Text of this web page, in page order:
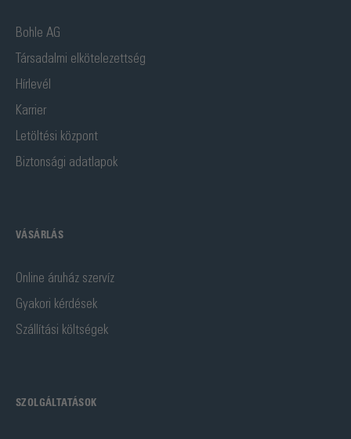
Bohle AG
Társadalmi elkötelezettség
Hírlevél
Karrier
Letöltési központ
Biztonsági adatlapok
VÁSÁRLÁS
Online áruház szervíz
Gyakori kérdések
Szállítási költségek
SZOLGÁLTATÁSOK